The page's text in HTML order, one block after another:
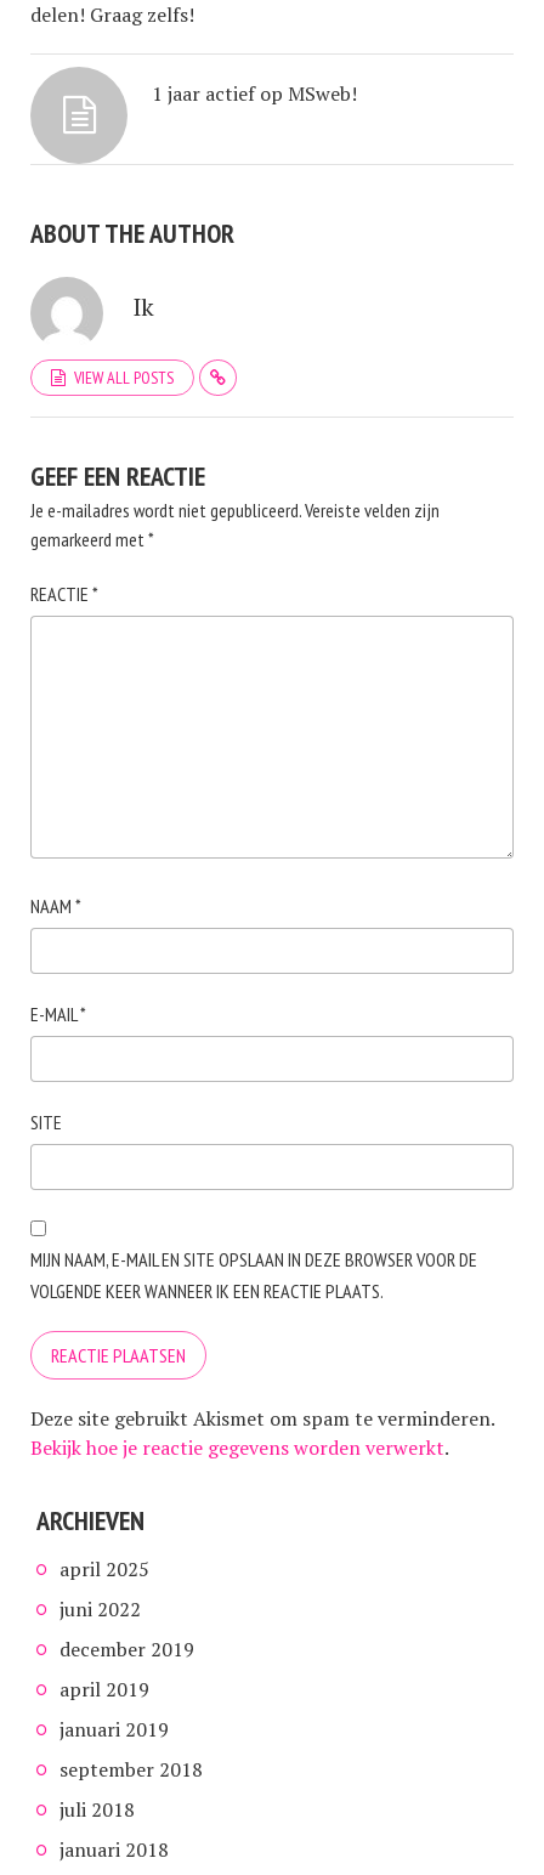
delen! Graag zelfs!
1 jaar actief op MSweb!
ABOUT THE AUTHOR
Ik
VIEW ALL POSTS
GEEF EEN REACTIE
Je e-mailadres wordt niet gepubliceerd.Vereiste velden zijn
gemarkeerd met*
REACTIE *
NAAM *
E-MAIL*
SITE
MIJN NAAM, E-MAIL EN SITE OPSLAAN IN DEZE BROWSER VOOR DE
VOLGENDE KEER WANNEER IK EEN REACTIE PLAATS.
Deze site gebruikt Akismet om spam te verminderen.
Bekijk hoe je reactie gegevens worden verwerkt.
ARCHIEVEN
april 2025
juni 2022
december 2019
april 2019
januari 2019
september 2018
juli 2018
januari 2018